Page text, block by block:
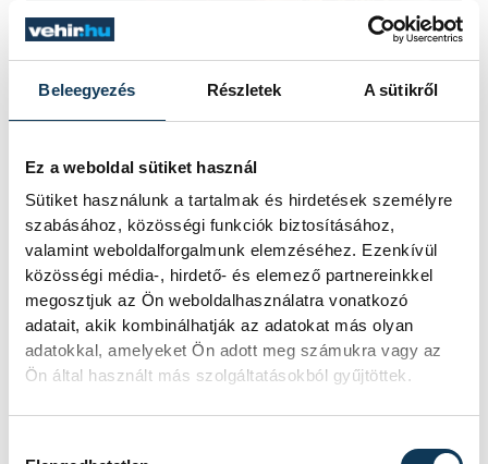
Beleegyezés Részletek A sütikről
Ez a weboldal sütiket használ
Sütiket használunk a tartalmak és hirdetések személyre
szabásához, közösségi funkciók biztosításához,
valamint weboldalforgalmunk elemzéséhez. Ezenkívül
közösségi média-, hirdető- és elemező partnereinkkel
megosztjuk az Ön weboldalhasználatra vonatkozó
adatait, akik kombinálhatják az adatokat más olyan
adatokkal, amelyeket Ön adott meg számukra vagy az
Ön által használt más szolgáltatásokból gyűjtöttek.
kultúra
GALÉRIA
Raszták a várban
35 kép